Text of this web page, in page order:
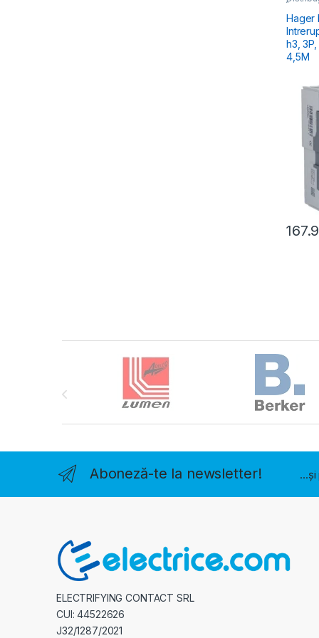
Hager
h3, 3P, 16A, 18kA, compact,
4,5M
Brands Carousel
Aboneză-te la newsletter!
ELECTRIFYING CONTACT SRL
CUI: 44522626
J32/1287/2021